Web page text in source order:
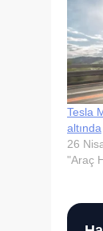
Tesla
altında
26
"Araç